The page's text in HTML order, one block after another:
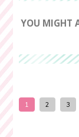
YOU MIGHT
1 2 3